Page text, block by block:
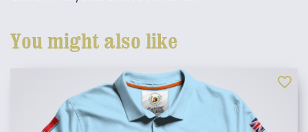
You might also like
favorite_border